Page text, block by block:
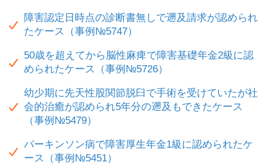
障害認定日時点の診断書無しで遡及請求が認められ
たケース（事例№5747）
50歳を超えてから脳性麻痺で障害基礎年金2級に認
められたケース（事例№5726）
幼少期に先天性股関節脱臼で手術を受けていたが社
会的治癒が認められ5年分の遡及もできたケース
（事例№5479）
パーキンソン病で障害厚生年金1級に認められたケ
ース（事例№5451）